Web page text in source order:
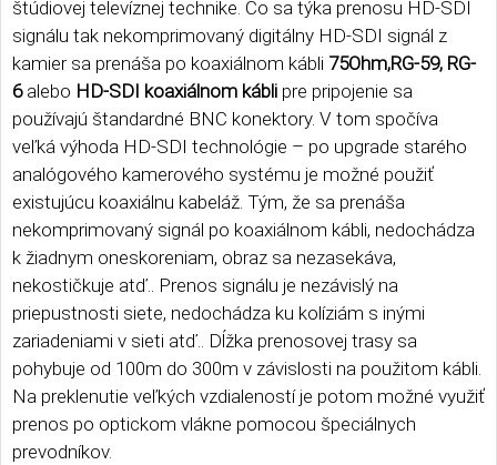
štúdiovej televíznej technike. Čo sa týka prenosu HD-SDI
signálu tak nekomprimovaný digitálny HD-SDI signál z
kamier sa prenáša po koaxiálnom kábli 75Ohm,RG-59, RG-
6alebo HD-SDI koaxiálnom kábli pre pripojenie sa
používajú štandardné BNC konektory. V tom spočíva
veľká výhoda HD-SDI technológie – po upgrade starého
analógového kamerového systému je možné použiť
existujúcu koaxiálnu kabeláž. Tým, že sa prenáša
nekomprimovaný signál po koaxiálnom kábli, nedochádza
k žiadnym oneskoreniam, obraz sa nezasekáva,
nekostičkuje atď.. Prenos signálu je nezávislý na
priepustnosti siete, nedochádza ku kolíziám s inými
zariadeniami v sieti atď.. Dĺžka prenosovej trasy sa
pohybuje od 100m do 300m v závislosti na použitom kábli.
Na preklenutie veľkých vzdialeností je potom možné využiť
prenos po optickom vlákne pomocou špeciálnych
prevodníkov.